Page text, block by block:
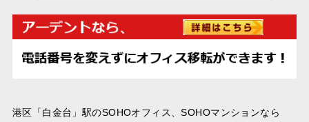
港区「白金台」駅のSOHOオフィス、SOHOマンションなら